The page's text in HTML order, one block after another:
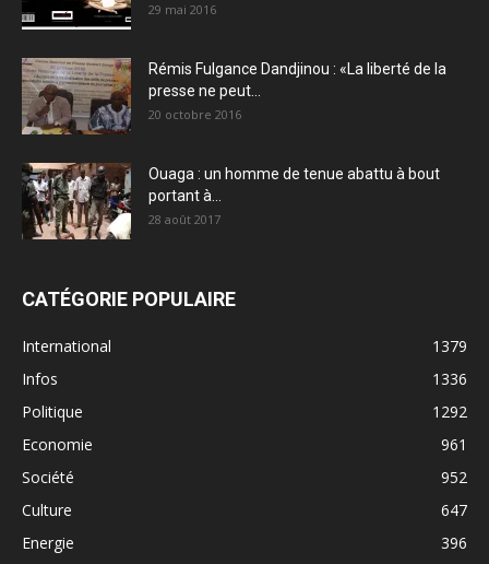
29 mai 2016
Rémis Fulgance Dandjinou : «La liberté de la
presse ne peut...
20 octobre 2016
Ouaga : un homme de tenue abattu à bout
portant à...
28 août 2017
CATÉGORIE POPULAIRE
International
1379
Infos
1336
Politique
1292
Economie
961
Société
952
Culture
647
Energie
396